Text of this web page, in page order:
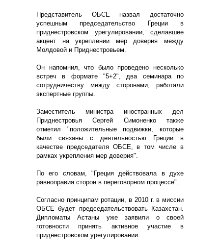
Представитель ОБСЕ назвал достаточно
успешным председательство Греции в
приднестровском урегулировании, сделавшее
акцент на укреплении мер доверия между
Молдовой и Приднестровьем.
Он напомнил, что было проведено несколько
встреч в формате "5+2", два семинара по
сотрудничеству между сторонами, работали
экспертные группы.
Заместитель министра иностранных дел
Приднестровья Сергей Симоненко также
отметил "положительные подвижки, которые
были связаны с деятельностью Греции в
качестве председателя ОБСЕ, в том числе в
рамках укрепления мер доверия".
По его словам, "Греция действовала в духе
равноправия сторон в переговорном процессе".
Согласно принципам ротации, в 2010 г. в миссии
ОБСЕ будет председательствовать Казахстан.
Дипломаты Астаны уже заявили о своей
готовности принять активное участие в
приднестровском урегулировании.